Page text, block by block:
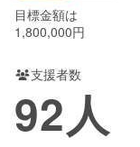
コミュニティ
目標金額は
1,800,000円
支援者数
92人